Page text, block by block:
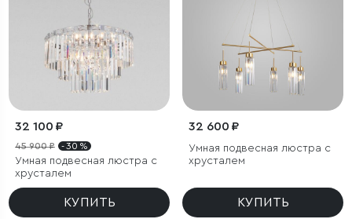
32 100 ₽
45 900 ₽ - 30 %
Умная подвесная люстра с
хрусталем
КУПИТЬ
32 600 ₽
Умная подвесная люстра с
хрусталем
КУПИТЬ